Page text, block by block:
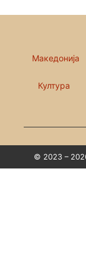
Македонија
Култура
© 2023 –